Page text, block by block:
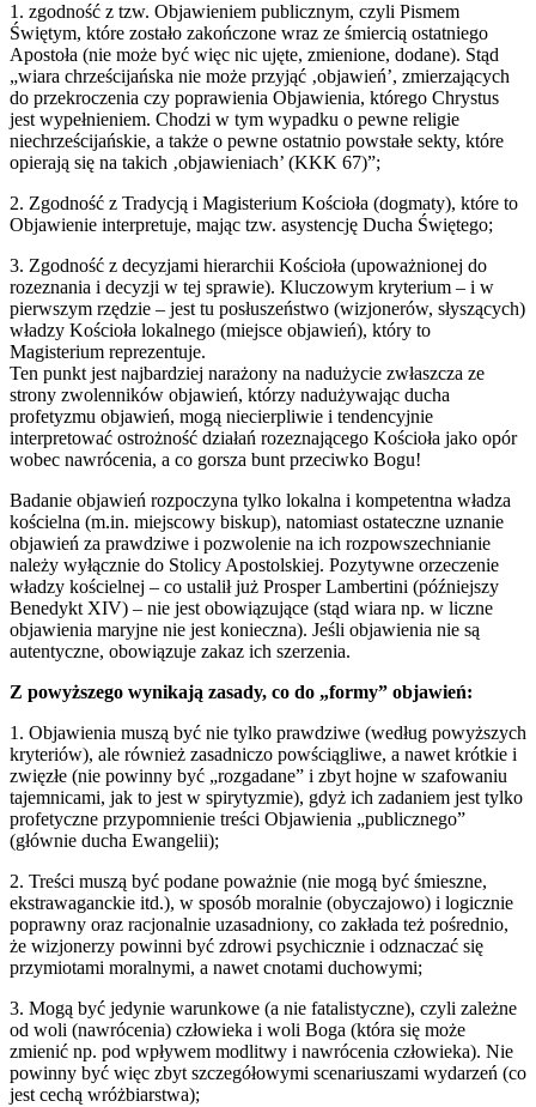
1. zgodność z tzw. Objawieniem publicznym, czyli Pismem
Świętym, które zostało zakończone wraz ze śmiercią ostatniego
Apostoła (nie może być więc nic ujęte, zmienione, dodane). Stąd
„wiara chrześcijańska nie może przyjąć ‚objawień’, zmierzających
do przekroczenia czy poprawienia Objawienia, którego Chrystus
jest wypełnieniem. Chodzi w tym wypadku o pewne religie
niechrześcijańskie, a także o pewne ostatnio powstałe sekty, które
opierają się na takich ‚objawieniach’ (KKK 67)”;
2. Zgodność z Tradycją i Magisterium Kościoła (dogmaty), które to
Objawienie interpretuje, mając tzw. asystencję Ducha Świętego;
3. Zgodność z decyzjami hierarchii Kościoła (upoważnionej do
rozeznania i decyzji w tej sprawie). Kluczowym kryterium – i w
pierwszym rzędzie – jest tu posłuszeństwo (wizjonerów, słyszących)
władzy Kościoła lokalnego (miejsce objawień), który to
Magisterium reprezentuje.
Ten punkt jest najbardziej narażony na nadużycie zwłaszcza ze
strony zwolenników objawień, którzy nadużywając ducha
profetyzmu objawień, mogą niecierpliwie i tendencyjnie
interpretować ostrożność działań rozeznającego Kościoła jako opór
wobec nawrócenia, a co gorsza bunt przeciwko Bogu!
Badanie objawień rozpoczyna tylko lokalna i kompetentna władza
kościelna (m.in. miejscowy biskup), natomiast ostateczne uznanie
objawień za prawdziwe i pozwolenie na ich rozpowszechnianie
należy wyłącznie do Stolicy Apostolskiej. Pozytywne orzeczenie
władzy kościelnej – co ustalił już Prosper Lambertini (późniejszy
Benedykt XIV) – nie jest obowiązujące (stąd wiara np. w liczne
objawienia maryjne nie jest konieczna). Jeśli objawienia nie są
autentyczne, obowiązuje zakaz ich szerzenia.
Z powyższego wynikają zasady, co do „formy” objawień:
1. Objawienia muszą być nie tylko prawdziwe (według powyższych
kryteriów), ale również zasadniczo powściągliwe, a nawet krótkie i
zwięzłe (nie powinny być „rozgadane” i zbyt hojne w szafowaniu
tajemnicami, jak to jest w spirytyzmie), gdyż ich zadaniem jest tylko
profetyczne przypomnienie treści Objawienia „publicznego”
(głównie ducha Ewangelii);
2. Treści muszą być podane poważnie (nie mogą być śmieszne,
ekstrawaganckie itd.), w sposób moralnie (obyczajowo) i logicznie
poprawny oraz racjonalnie uzasadniony, co zakłada też pośrednio,
że wizjonerzy powinni być zdrowi psychicznie i odznaczać się
przymiotami moralnymi, a nawet cnotami duchowymi;
3. Mogą być jedynie warunkowe (a nie fatalistyczne), czyli zależne
od woli (nawrócenia) człowieka i woli Boga (która się może
zmienić np. pod wpływem modlitwy i nawrócenia człowieka). Nie
powinny być więc zbyt szczegółowymi scenariuszami wydarzeń (co
jest cechą wróżbiarstwa);